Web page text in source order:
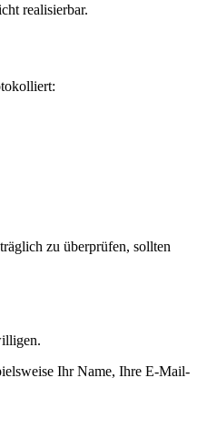
realisierbar.
zu überprüfen, sollten
Ihr Name, Ihre E-Mail-